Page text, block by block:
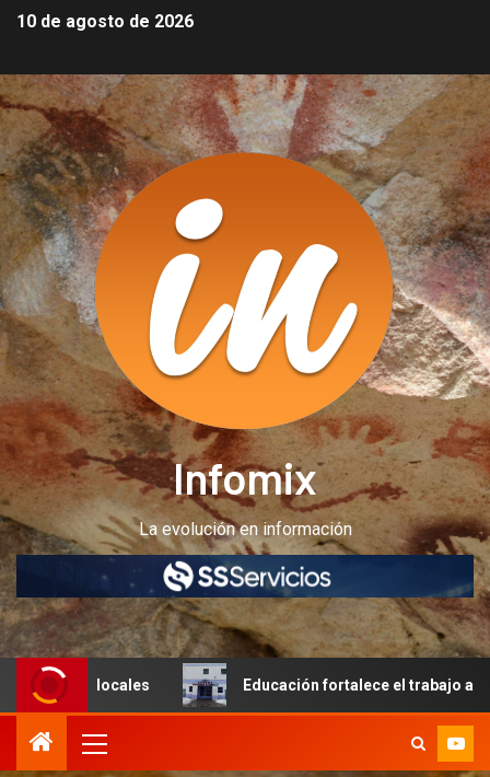
10 de agosto de 2026
Infomix
La evolución en información
Educación fortalece el trabajo articulado y la